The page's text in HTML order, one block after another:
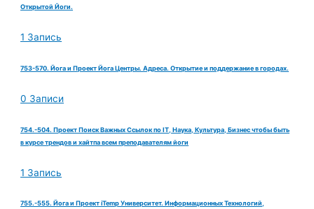
Открытой Йоги.
1 Запись
753-570. Йога и Проект Йога Центры. Адреса. Открытие и поддержание в городах.
0 Записи
754.-504. Проект Поиск Важных Ссылок по IT, Наука, Культура, Бизнес чтобы быть
в курсе трендов и хайтпа всем преподавателям йоги
1 Запись
755.-555. Йога и Проект iTemp Университет. Информационных Технологий,